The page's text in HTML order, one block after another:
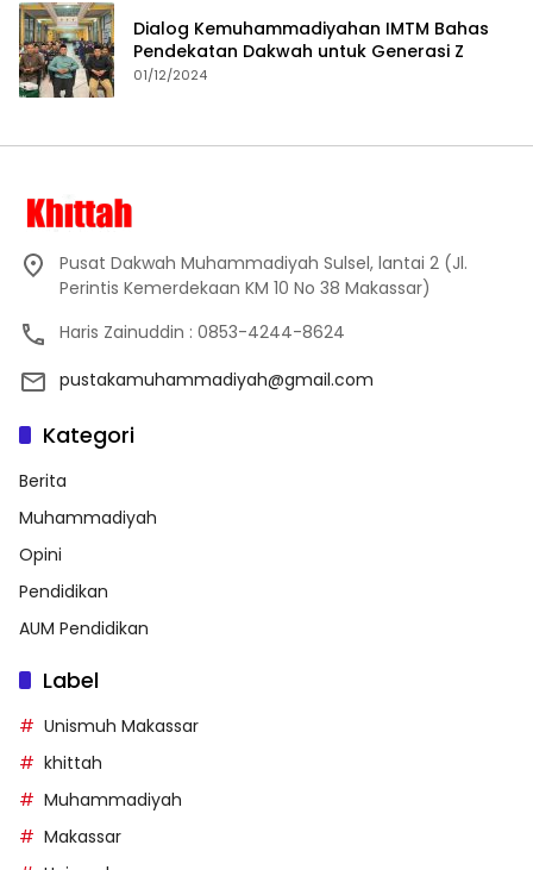
Dialog Kemuhammadiyahan IMTM Bahas
Pendekatan Dakwah untuk Generasi Z
01/12/2024
Pusat Dakwah Muhammadiyah Sulsel, lantai 2 (Jl.
Perintis Kemerdekaan KM 10 No 38 Makassar)
Haris Zainuddin : 0853-4244-8624
pustakamuhammadiyah@gmail.com
Kategori
Berita
Muhammadiyah
Opini
Pendidikan
AUM Pendidikan
Label
Unismuh Makassar
khittah
Muhammadiyah
Makassar